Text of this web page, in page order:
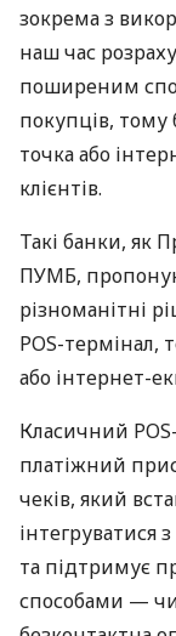
зокрема з
наш час
поширеним
покупців, тому
точка або
клієнтів.
Такі банки, як
ПУМБ,
різноманітні
POS-термінал,
або інтернет-
Класичний
платіжний
чеків, який
та підтримує
способами —